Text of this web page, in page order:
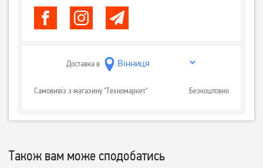
Доставка в
Самовивіз з магазину "Техномаркет" Безкоштовно
Також вам може сподобатись